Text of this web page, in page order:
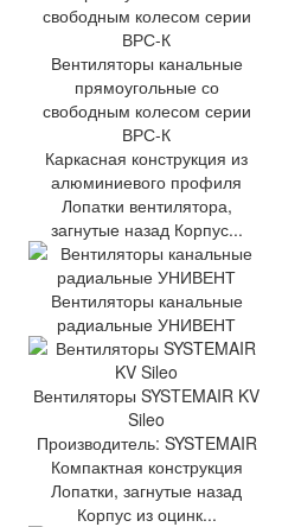
Вентиляторы канальные
прямоугольные со
свободным колесом серии
ВРС-К
Каркасная конструкция из
алюминиевого профиля
Лопатки вентилятора,
загнутые назад Корпус...
Вентиляторы канальные
радиальные УНИВЕНТ
Вентиляторы SYSTEMAIR KV
Sileo
Производитель: SYSTEMAIR
Компактная конструкция
Лопатки, загнутые назад
Корпус из оцинк...